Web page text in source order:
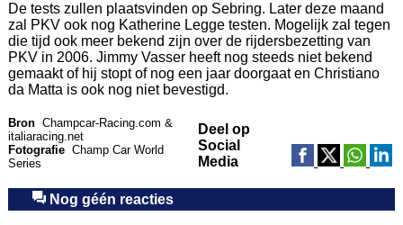
De tests zullen plaatsvinden op Sebring. Later deze maand
zal PKV ook nog Katherine Legge testen. Mogelijk zal tegen
die tijd ook meer bekend zijn over de rijdersbezetting van
PKV in 2006. Jimmy Vasser heeft nog steeds niet bekend
gemaakt of hij stopt of nog een jaar doorgaat en Christiano
da Matta is ook nog niet bevestigd.
Bron Champcar-Racing.com &
italiaracing.net
Fotografie Champ Car World
Series
Deel op
Social
Media
Nog géén reacties